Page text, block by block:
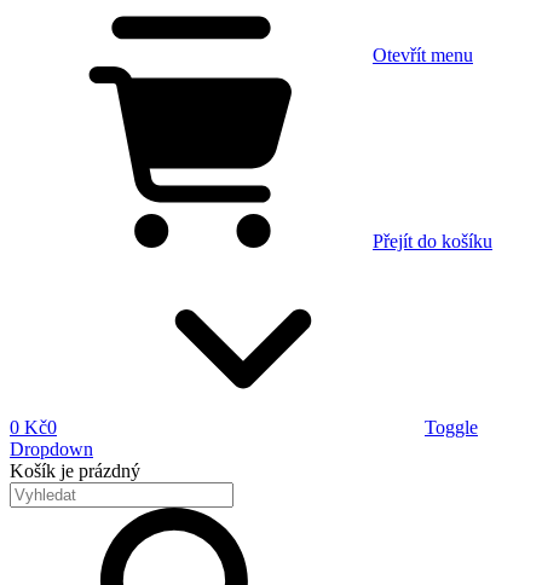
Otevřít menu
Přejít do košíku
0 Kč0
Toggle
Dropdown
Košík je prázdný